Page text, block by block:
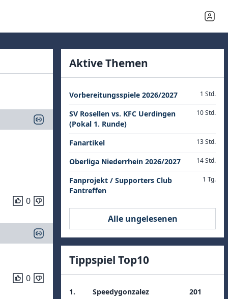
0
0
Aktive Themen
Vorbereitungsspiele 2026/2027 1 Std.
SV Rosellen vs. KFC Uerdingen
(Pokal 1. Runde)
10 Std.
Fanartikel 13 Std.
Oberliga Niederrhein 2026/2027 14 Std.
Fanprojekt / Supporters Club
Fantreffen
1 Tg.
Alle ungelesenen
Tippspiel Top10
1. Speedygonzalez
201